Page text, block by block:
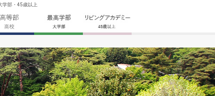
学部・45歳以上